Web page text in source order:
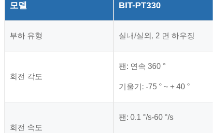
모델 BIT-PT330
부하 유형 실내/실외, 2 면 하우징
회전 각도
팬: 연속 360 °
기울기: -75 ° ~ + 40 °
회전 속도
팬: 0.1 °/s-60 °/s